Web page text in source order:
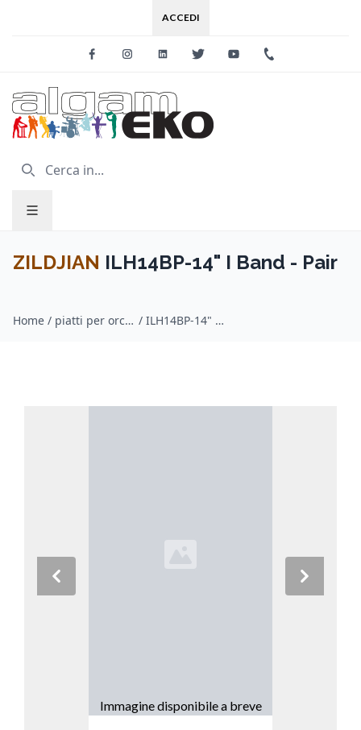
ACCEDI
FacebookInstagramLinkedinTwitter Youtube
ZILDJIAN ILH14BP-14" I Band - Pair
Home / piatti per orchestra / ZILDJIAN / ILH14BP-14" I Band - Pair
Immagine disponibile a breve
Previous Next